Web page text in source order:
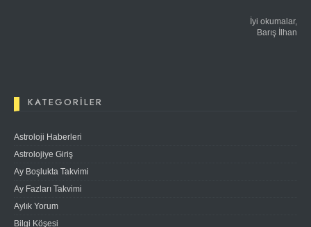
İyi okumalar,
Barış İlhan
KATEGORILER
Astroloji Haberleri
Astrolojiye Giriş
Ay Boşlukta Takvimi
Ay Fazları Takvimi
Aylık Yorum
Bilgi Köşesi